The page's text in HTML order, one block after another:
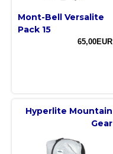
Mont-Bell Versalite
Pack 15
65,00EUR
Hyperlite Mountain
Gear